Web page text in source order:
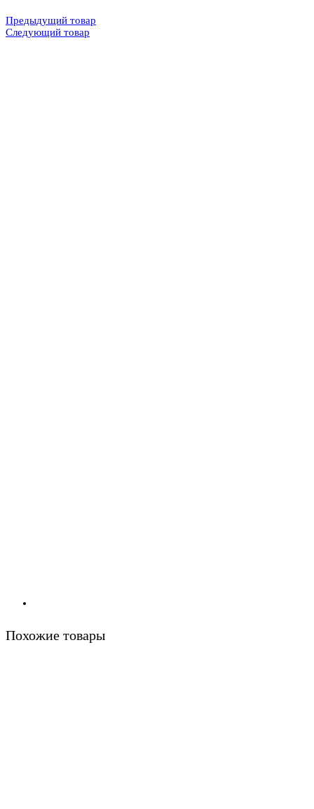
Предыдущий товар
Следующий товар
Похожие товары